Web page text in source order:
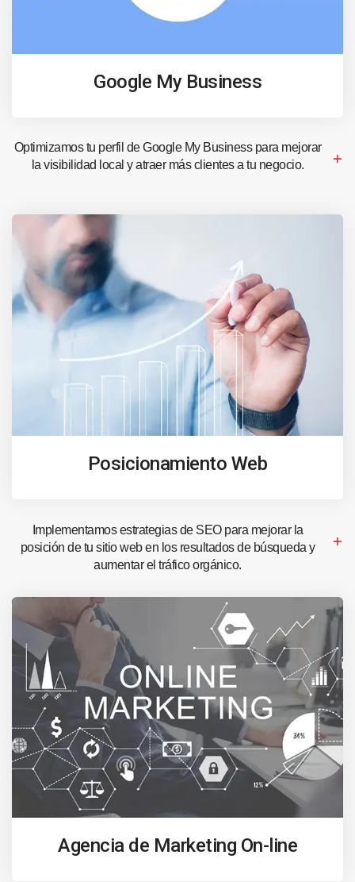
Google My Business
Optimizamos tu perfil de Google My Business para mejorar
la visibilidad local y atraer más clientes a tu negocio.
Posicionamiento Web
Implementamos estrategias de SEO para mejorar la
posición de tu sitio web en los resultados de búsqueda y
aumentar el tráfico orgánico.
Agencia de Marketing On-line